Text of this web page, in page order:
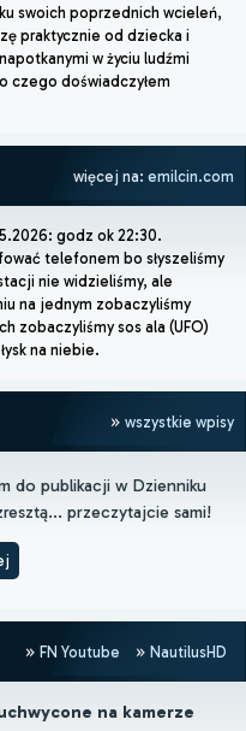
swoich poprzednich wcieleń,
praktycznie od dziecka i
w życiu ludźmi
czego doświadczyłem
więcej na: emilcin.com
godz ok 22:30.
telefonem bo słyszeliśmy
nie widzieliśmy, ale
na jednym zobaczyliśmy
zobaczyliśmy sos ala (UFO)
na niebie.
wszystkie wpisy
do publikacji w Dzienniku
przeczytajcie sami!
FN Youtube NautilusHD
na kamerze